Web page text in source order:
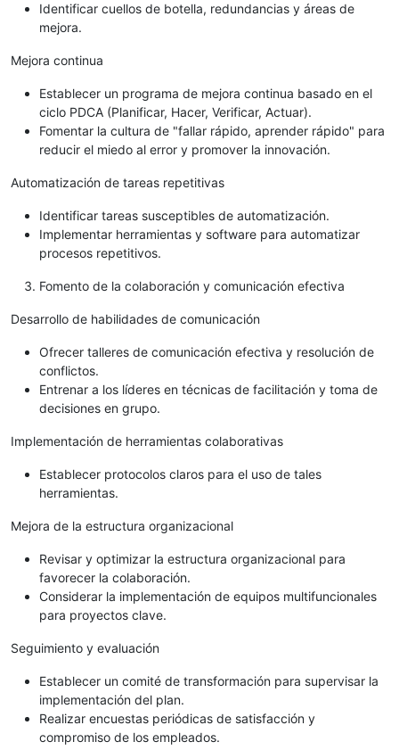
Identificar cuellos de botella, redundancias y áreas de
mejora.
Mejora continua
Establecer un programa de mejora continua basado en el
ciclo PDCA (Planificar, Hacer, Verificar, Actuar).
Fomentar la cultura de "fallar rápido, aprender rápido" para
reducir el miedo al error y promover la innovación.
Automatización de tareas repetitivas
Identificar tareas susceptibles de automatización.
Implementar herramientas y software para automatizar
procesos repetitivos.
Fomento de la colaboración y comunicación efectiva
Desarrollo de habilidades de comunicación
Ofrecer talleres de comunicación efectiva y resolución de
conflictos.
Entrenar a los líderes en técnicas de facilitación y toma de
decisiones en grupo.
Implementación de herramientas colaborativas
Establecer protocolos claros para el uso de tales
herramientas.
Mejora de la estructura organizacional
Revisar y optimizar la estructura organizacional para
favorecer la colaboración.
Considerar la implementación de equipos multifuncionales
para proyectos clave.
Seguimiento y evaluación
Establecer un comité de transformación para supervisar la
implementación del plan.
Realizar encuestas periódicas de satisfacción y
compromiso de los empleados.